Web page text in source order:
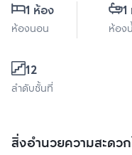
1 ห้อง
ห้องนอน ห้อง
12
ลำดับชั้นที่
สิ่งอำนวยความสะดว